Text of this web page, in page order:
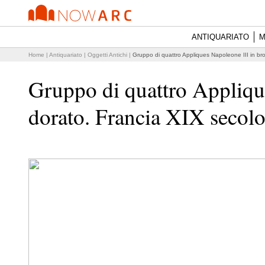
ANTIQUARIATO
Home | Antiquariato | Oggetti Antichi | Gruppo di quattro Appliques Napoleone III in
Gruppo di quattro
dorato. Francia XIX